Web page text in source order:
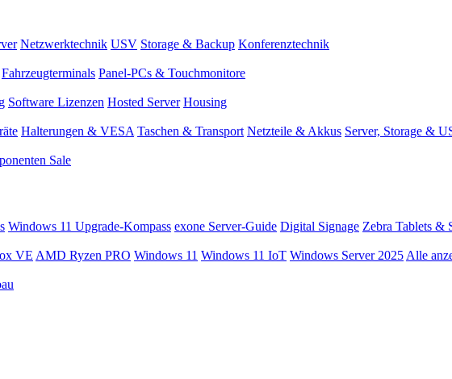
Netzwerktechnik USV Storage & Backup Konferenztechnik
Fahrzeugterminals Panel-PCs & Touchmonitore
Software Lizenzen Hosted Server Housing
Halterungen & VESA Taschen & Transport Netzteile & Akkus Server, Storage &
Sale
Windows 11 Upgrade-Kompass exone Server-Guide Digital Signage Zebra Tablets &
VE AMD Ryzen PRO Windows 11 Windows 11 IoT Windows Server 2025 Alle